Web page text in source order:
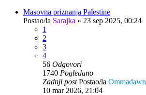
Masovna priznanja Palestine
Postao/la Sarajka » 23 sep 2025, 00:24
1
2
3
4
56 Odgovori
1740 Pogledano
Zadnji postPostao/la Ommadawn
10 mar 2026, 21:04